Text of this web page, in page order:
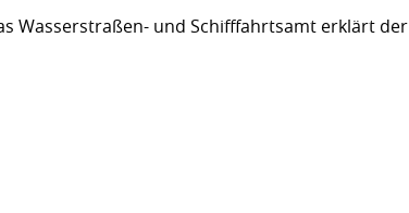
Wasserstraßen- und Schifffahrtsamt erklärt der